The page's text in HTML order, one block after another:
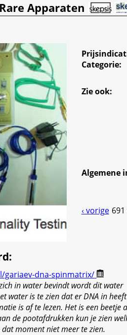
Rare Apparaten
Categorie:
Zie ook:
Algemene
‹ vorige
:
gariaev-dna-spinmatrix/
in water bevindt wordt dit water
water is te zien dat er DNA in heeft
is af te lezen. Het is een beetje
de pootafdrukken kun je zien
moment niet meer te zien.